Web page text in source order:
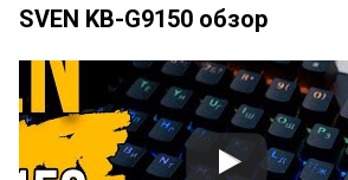
SVEN KB-G9150 обзор